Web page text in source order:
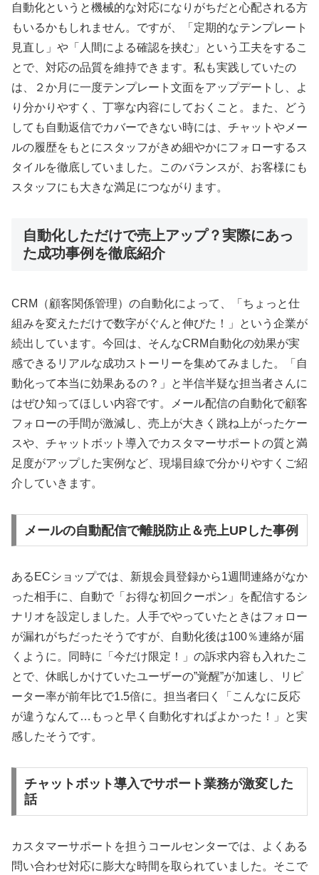
自動化というと機械的な対応になりがちだと心配される方
もいるかもしれません。ですが、「定期的なテンプレート
見直し」や「人間による確認を挟む」という工夫をするこ
とで、対応の品質を維持できます。私も実践していたの
は、２か月に一度テンプレート文面をアップデートし、よ
り分かりやすく、丁寧な内容にしておくこと。また、どう
しても自動返信でカバーできない時には、チャットやメー
ルの履歴をもとにスタッフがきめ細やかにフォローするス
タイルを徹底していました。このバランスが、お客様にも
スタッフにも大きな満足につながります。
自動化しただけで売上アップ？実際にあっ
た成功事例を徹底紹介
CRM（顧客関係管理）の自動化によって、「ちょっと仕
組みを変えただけで数字がぐんと伸びた！」という企業が
続出しています。今回は、そんなCRM自動化の効果が実
感できるリアルな成功ストーリーを集めてみました。「自
動化って本当に効果あるの？」と半信半疑な担当者さんに
はぜひ知ってほしい内容です。メール配信の自動化で顧客
フォローの手間が激減し、売上が大きく跳ね上がったケー
スや、チャットボット導入でカスタマーサポートの質と満
足度がアップした実例など、現場目線で分かりやすくご紹
介していきます。
メールの自動配信で離脱防止＆売上UPした事例
あるECショップでは、新規会員登録から1週間連絡がなか
った相手に、自動で「お得な初回クーポン」を配信するシ
ナリオを設定しました。人手でやっていたときはフォロー
が漏れがちだったそうですが、自動化後は100％連絡が届
くように。同時に「今だけ限定！」の訴求内容も入れたこ
とで、休眠しかけていたユーザーの”覚醒”が加速し、リピ
ーター率が前年比で1.5倍に。担当者曰く「こんなに反応
が違うなんて…もっと早く自動化すればよかった！」と実
感したそうです。
チャットボット導入でサポート業務が激変した
話
カスタマーサポートを担うコールセンターでは、よくある
問い合わせ対応に膨大な時間を取られていました。そこで